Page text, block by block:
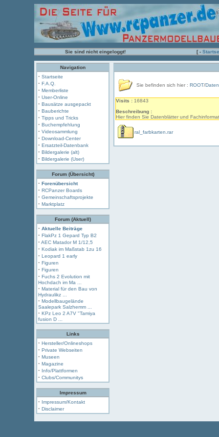
Sie sind nicht eingeloggt! [ -
Navigation
· Startseite
· F.A.Q.
· Memberliste
· User-Online
· Bausätze ausgepackt
· Bauberichte
· Tipps und Tricks
· Buchempfehlung
· Videosammlung
· Download-Center
· Ersatzteil-Datenbank
· Bildergalerie (alt)
· Bildergalerie (User)
Forum (Übersicht)
· Forenübersicht
· RCPanzer Boards
· Gemeinschaftsprojekte
· Marktplatz
Forum (Aktuell)
· Aktuelle Beiträge
· FlakPz 1 Gepard Typ B2
· AEC Matador M 1/12,5
· Kodiak im Maßstab 1zu 16
· Leopard 1 early
· Figuren
· Figuren
· Fuchs 2 Evolution mit
Hochdach im Ma ...
· Material für den Bau von
Hydraulikz ...
· Modellbaugelände
Saalepark Salzhemm ...
· KPz Leo 2 A7V "Tamiya
fusion D ...
Links
· Hersteller/Onlineshops
· Private Webseiten
· Museen
· Magazine
· Info/Plattformen
· Clubs/Communitys
Impressum
· Impressum/Kontakt
· Disclaimer
Sie befinden sich hier : ROOT/
Visits : 16843
Beschreibung :
Hier finden Sie Datenblätter und
ral_farbkarten.rar